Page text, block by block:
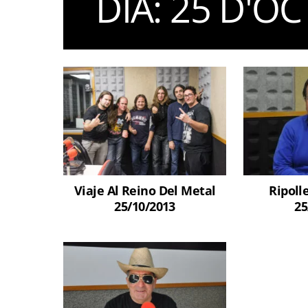
Viaje Al Reino Del Metal
25/10/2013